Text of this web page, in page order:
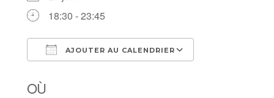
18:30 - 23:45
AJOUTER AU CALENDRIER
OÙ